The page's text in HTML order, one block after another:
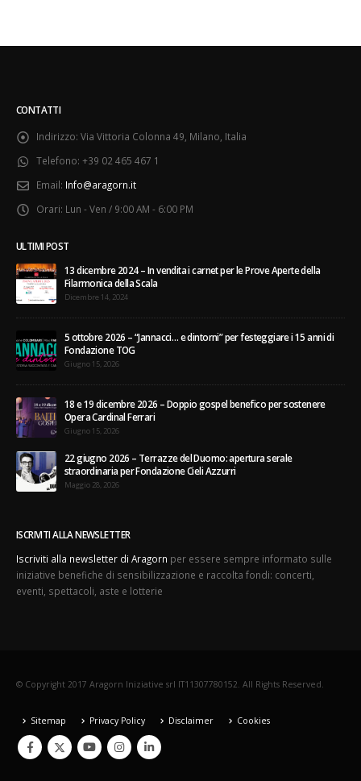
CONTATTI
Indirizzo: Via Vittoria Colonna 49, Milano, Italia
Telefono: +39 02 465 467 1
Email: Info@aragorn.it
Orari: Lun - Ven / 9:00 AM - 6:00 PM
ULTIMI POST
13 dicembre 2024 – In vendita i carnet per le Prove Aperte della
Filarmonica della Scala
Dicembre 14, 2024
5 ottobre 2026 – “Jannacci… e dintorni” per festeggiare i 15 anni di
Fondazione TOG
Giugno 15, 2026
18 e 19 dicembre 2026 – Doppio gospel benefico per sostenere
Opera Cardinal Ferrari
Giugno 15, 2026
22 giugno 2026 – Terrazze del Duomo: apertura serale
straordinaria per Fondazione Cieli Azzurri
Maggio 28, 2026
ISCRIVITI ALLA NEWSLETTER
Iscriviti alla newsletter di Aragorn per essere sempre informato sulle
iniziative benefiche di sensibilizzazione e raccolta fondi: concerti,
eventi, spettacoli, aste e lotterie
© Copyright 2017 Aragorn Iniziative srl IT11307780152. All Rights Reserved.
Sitemap Privacy Policy Disclaimer Cookies